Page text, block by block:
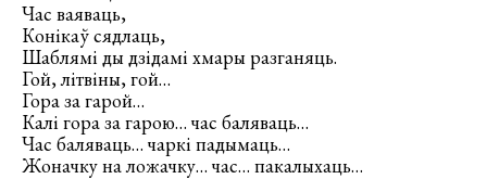
Час ваяваць,
Конікаў сядлаць,
Шаблямі ды дзідамі хмары разганяць.
Гой, літвіны, гой…
Гора за гарой…
Калі гора за гарою… час баляваць…
Час баляваць… чаркі падымаць…
Жоначку на ложачку… час… пакалыхаць…